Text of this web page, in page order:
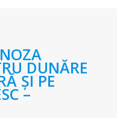
DUNĂRE
ŞI PE
–